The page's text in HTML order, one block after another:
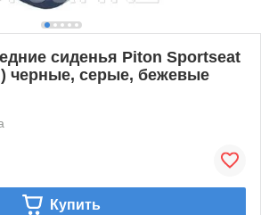
сиденья Piton Sportseat
черные, серые, бежевые
Купить